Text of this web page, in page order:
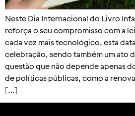
Neste Dia Internacional do Livro
reforça o seu compromisso com a
cada vez mais tecnológico, esta
celebração, sendo também um ato
questão que não depende apenas
de políticas públicas, como a
[…]